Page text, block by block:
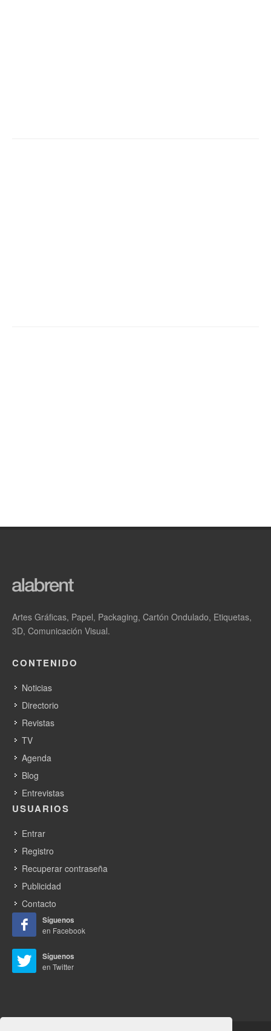
Artes Gráficas, Papel, Packaging, Cartón Ondulado, Etiquetas,
3D, Comunicación Visual.
CONTENIDO
Noticias
Directorio
Revistas
TV
Agenda
Blog
Entrevistas
USUARIOS
Entrar
Registro
Recuperar contraseña
Publicidad
Contacto
Síguenos
en Facebook
Síguenos
en Twitter